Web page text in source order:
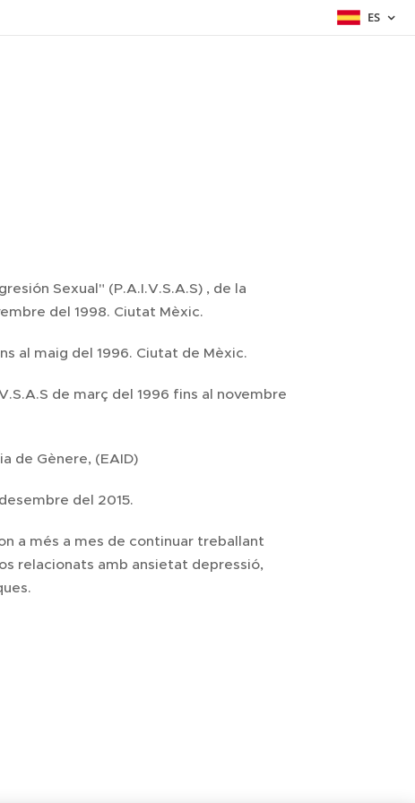
ES
Sexual" (P.A.I.V.S.A.S) , de la
del 1998. Ciutat Mèxic.
al maig del 1996. Ciutat de Mèxic.
de març del 1996 fins al novembre
de Gènere, (EAID)
del 2015.
a més a mes de continuar treballant
relacionats amb ansietat depressió,